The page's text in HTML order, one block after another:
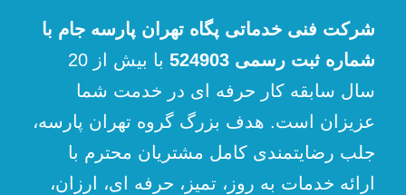
شرکت فنی خدماتی پگاه تهران پارسه جام با
شماره ثبت رسمی 524903
با بیش از 20
سال سابقه کار حرفه ای در خدمت شما
عزیزان است. هدف بزرگ گروه تهران پارسه،
جلب رضایتمندی کامل مشتریان محترم با
ارائه خدمات به روز، تمیز، حرفه ای، ارزان،